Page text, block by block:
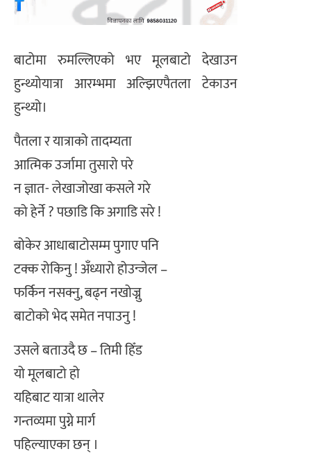
बाटोमा रुमल्लिए‌को भए मूलबाटो देखाउन
हुन्थ्योयात्रा आरम्भमा अल्झिएपैतला टेकाउन
हुन्थ्यो।
पैतला र यात्राको तादम्यता
आत्मिक उर्जामा तुसारो परे
न ज्ञात- लेखाजोखा कसले गरे
को हेर्ने ? पछाडि कि अगाडि सरे !
बोकेर आधाबाटोसम्म पुगाए पनि
टक्क रोकिनु ! अँध्यारो होउन्जेल –
फर्किन नसक्नु, बढ्न नखोज्नु
बाटोको भेद समेत नपाउनु !
उसले बताउदै छ – तिमी हिँड
यो मूलबाटो हो
यहिबाट यात्रा थालेर
गन्तव्यमा पुग्ने मार्ग
पहिल्याएका छन् ।